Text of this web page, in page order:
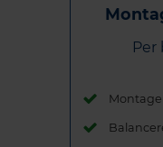
Per
Montage